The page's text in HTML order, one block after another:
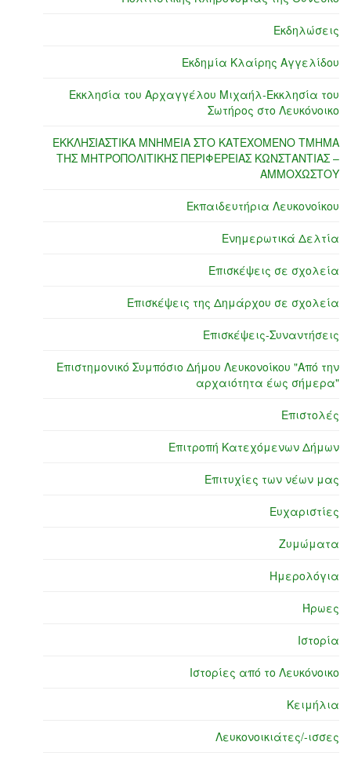
Εκδηλώσεις
Εκδημία Κλαίρης Αγγελίδου
Εκκλησία του Αρχαγγέλου Μιχαήλ-Εκκλησία του
Σωτήρος στο Λευκόνοικο
ΕΚΚΛΗΣΙΑΣΤΙΚΑ ΜΝΗΜΕΙΑ ΣΤΟ ΚΑΤΕΧΟΜΕΝΟ ΤΜΗΜΑ
ΤΗΣ ΜΗΤΡΟΠΟΛΙΤΙΚΗΣ ΠΕΡΙΦΕΡΕΙΑΣ ΚΩΝΣΤΑΝΤΙΑΣ –
ΑΜΜΟΧΩΣΤΟΥ
Εκπαιδευτήρια Λευκονοίκου
Ενημερωτικά Δελτία
Επισκέψεις σε σχολεία
Επισκέψεις της Δημάρχου σε σχολεία
Επισκέψεις-Συναντήσεις
Επιστημονικό Συμπόσιο Δήμου Λευκονοίκου "Από την
αρχαιότητα έως σήμερα"
Επιστολές
Επιτροπή Κατεχόμενων Δήμων
Επιτυχίες των νέων μας
Ευχαριστίες
Ζυμώματα
Ημερολόγια
Ήρωες
Ιστορία
Ιστορίες από το Λευκόνοικο
Κειμήλια
Λευκονοικιάτες/-ισσες